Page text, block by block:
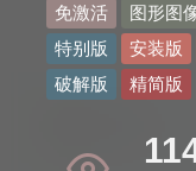
免激活 图形图
特别版
安装版
破解版
精简版